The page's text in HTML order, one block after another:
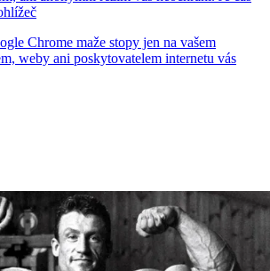
Chrome maže stopy jen na vašem
weby ani poskytovatelem internetu vás